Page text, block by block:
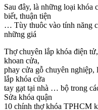
Sau đây, là những loại khóa
biết, thuận tiện
… Tùy thuôc vào tính năng
những giá
Thợ chuyên lắp khóa điện
khoan cửa,
phay cửa gỗ chuyên
lắp khóa cửa
tay gạt tại nhà … bộ trong
Sửa khóa quận
10 chính thợ khóa TPHCM